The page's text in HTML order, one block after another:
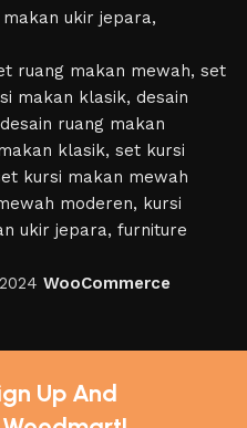
2024 WooCommerce
Up And